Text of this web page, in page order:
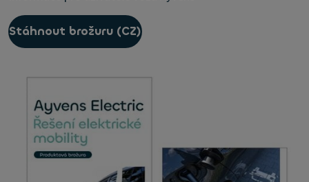
Stáhnout brožuru (CZ)